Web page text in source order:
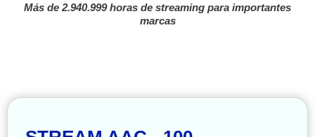
Más de 2.940.999 horas de streaming para importantes
marcas